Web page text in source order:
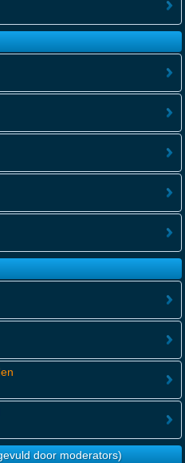
door moderators)